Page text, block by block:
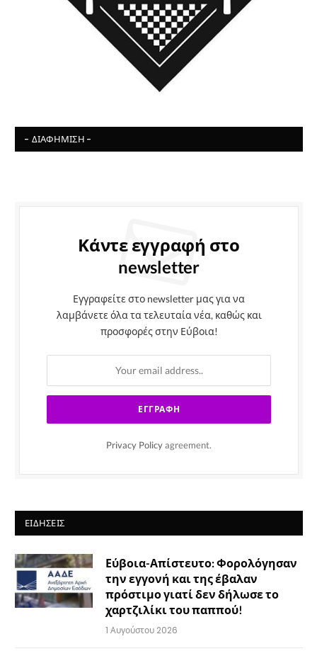
- ΔΙΑΦΉΜΙΣΗ -
Κάντε εγγραφή στο
newsletter
Εγγραφείτε στο newsletter μας για να
λαμβάνετε όλα τα τελευταία νέα, καθώς και
προσφορές στην Εύβοια!
Privacy Policy agreement.
ΕΙΔΉΣΕΙΣ
Εύβοια-Απίστευτο: Φορολόγησαν
την εγγονή και της έβαλαν
πρόστιμο γιατί δεν δήλωσε το
χαρτζιλίκι του παππού!
1 Αυγούστου 2026